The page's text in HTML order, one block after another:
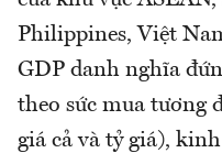
Philippines, Việt
GDP danh nghĩa
theo sức mua tương
giá cả và tỷ giá),